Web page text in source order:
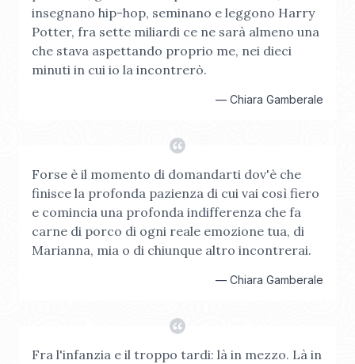
insegnano hip-hop, seminano e leggono Harry
Potter, fra sette miliardi ce ne sarà almeno una
che stava aspettando proprio me, nei dieci
minuti in cui io la incontrerò.
— Chiara Gamberale
Forse è il momento di domandarti dov'è che
finisce la profonda pazienza di cui vai così fiero
e comincia una profonda indifferenza che fa
carne di porco di ogni reale emozione tua, di
Marianna, mia o di chiunque altro incontrerai.
— Chiara Gamberale
Fra l'infanzia e il troppo tardi: là in mezzo. Là in